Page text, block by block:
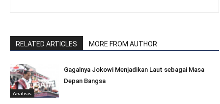
RELATED ARTICLES MORE FROM AUTHOR
Analisis
Gagalnya Jokowi Menjadikan Laut sebagai Masa
Depan Bangsa